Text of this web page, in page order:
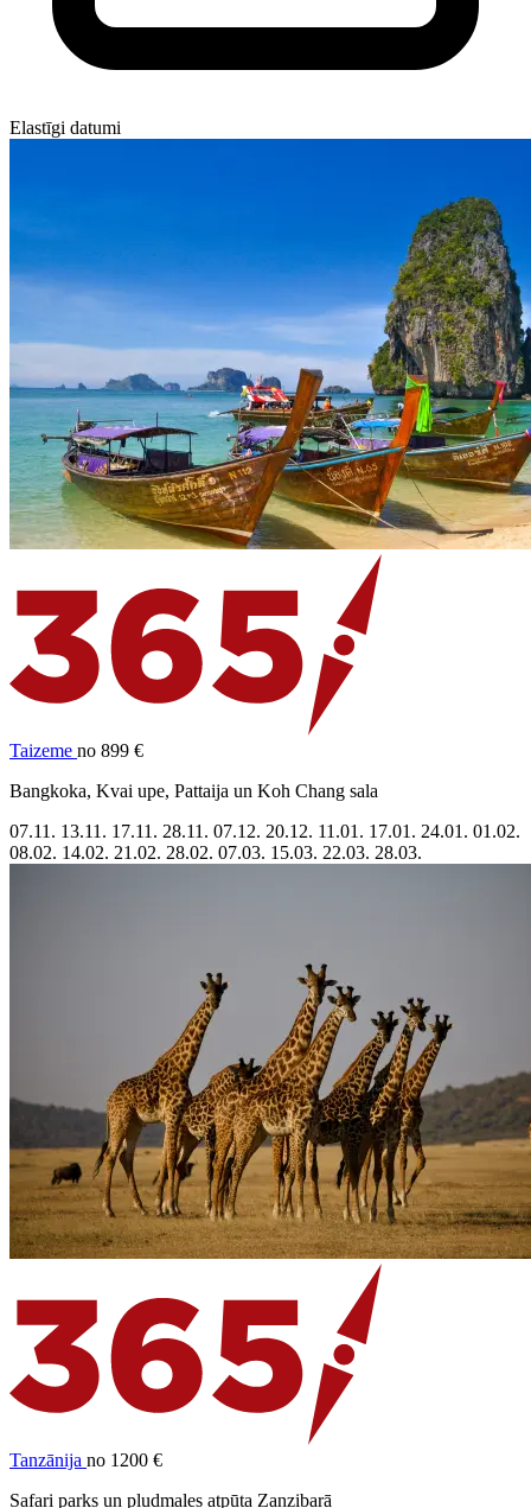
Elastīgi datumi
Taizeme no 899 €
Bangkoka, Kvai upe, Pattaija un Koh Chang sala
07.11. 13.11. 17.11. 28.11. 07.12. 20.12. 11.01. 17.01. 24.01. 01.02.
08.02. 14.02. 21.02. 28.02. 07.03. 15.03. 22.03. 28.03.
Tanzānija no 1200 €
Safari parks un pludmales atpūta Zanzibarā